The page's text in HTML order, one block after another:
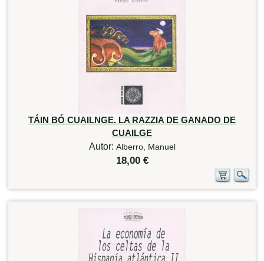
TÁIN BÓ CUAILNGE. LA RAZZIA DE GANADO DE
CUAILGE
Autor: Alberro, Manuel
18,00 €